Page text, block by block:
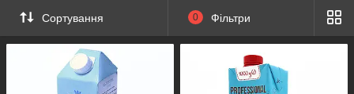
Сортування 0 Фільтри